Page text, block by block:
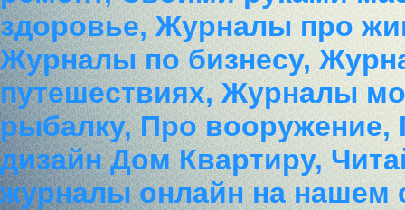
здоровье, Журналы про
Журналы по бизнесу,
путешествиях, Журналы
рыбалку, Про
дизайн Дом Квартиру,
журналы онлайн на нашем